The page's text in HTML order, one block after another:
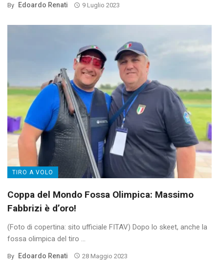
By Edoardo Renati 9 Luglio 2023
TIRO A VOLO
Coppa del Mondo Fossa Olimpica: Massimo
Fabbrizi è d’oro!
(Foto di copertina: sito ufficiale FITAV) Dopo lo skeet, anche la
fossa olimpica del tiro ...
By Edoardo Renati 28 Maggio 2023